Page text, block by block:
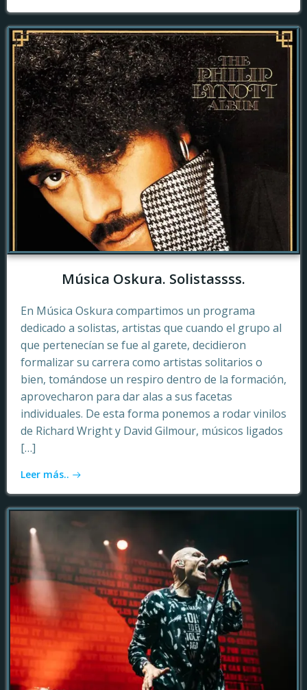
Música Oskura. Solistassss.
En Música Oskura compartimos un programa
dedicado a solistas, artistas que cuando el grupo al
que pertenecían se fue al garete, decidieron
formalizar su carrera como artistas solitarios o
bien, tomándose un respiro dentro de la formación,
aprovecharon para dar alas a sus facetas
individuales. De esta forma ponemos a rodar vinilos
de Richard Wright y David Gilmour, músicos ligados
[…]
Leer más..